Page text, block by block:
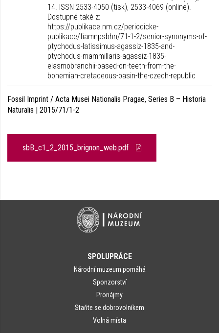
14. ISSN 2533-4050 (tisk), 2533-4069 (online).
Dostupné také z:
https://publikace.nm.cz/periodicke-
publikace/fiamnpsbhn/71-1-2/senior-synonyms-of-
ptychodus-latissimus-agassiz-1835-and-
ptychodus-mammillaris-agassiz-1835-
elasmobranchii-based-on-teeth-from-the-
bohemian-cretaceous-basin-the-czech-republic
Fossil Imprint / Acta Musei Nationalis Pragae, Series B – Historia
Naturalis | 2015/71/1-2
sbB_c1_2_2015_brignon_web.pdf
SPOLUPRÁCE
Národní muzeum pomáhá
Sponzorství
Pronájmy
Staňte se dobrovolníkem
Volná místa